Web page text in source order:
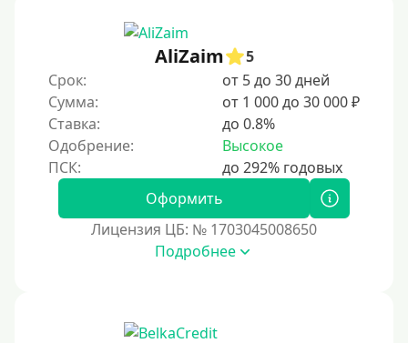
5 лет
Краткосрочные
Долгосрочные
Принятие решения
За 1 минуту
AliZaim
5
Срок:
от 5 до 30 дней
Сумма:
от 1 000 до 30 000 ₽
Ставка:
до 0.8%
Одобрение:
Высокое
Оформить
Лицензия ЦБ: № 1703045008650
Подробнее